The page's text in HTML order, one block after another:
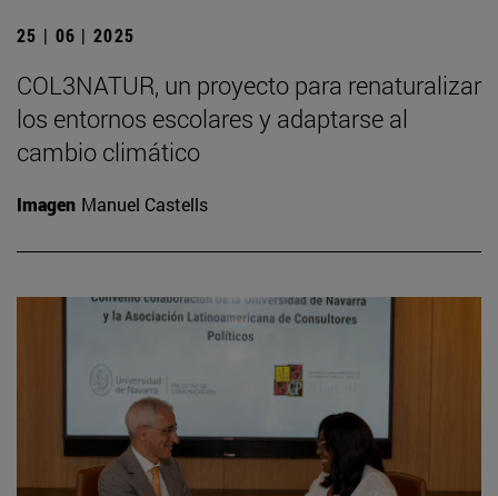
25 | 06 | 2025
COL3NATUR, un proyecto para renaturalizar
los entornos escolares y adaptarse al
cambio climático
Imagen Manuel Castells